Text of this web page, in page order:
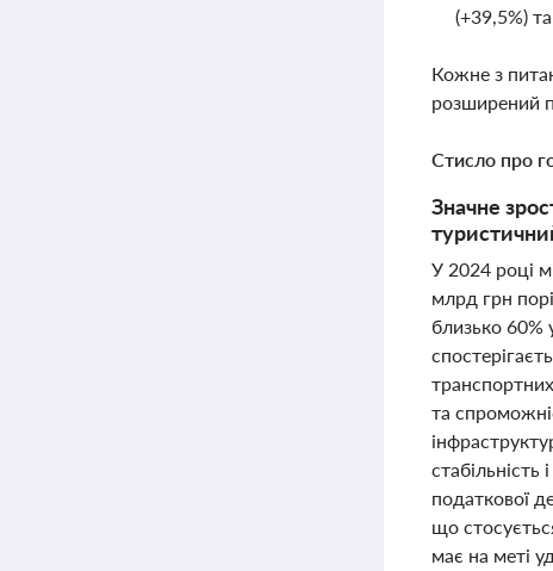
(+39,5%)
Кожне з
розширений
Стисло про
Значне
У 2024 році
млрд грн
близько 60%
транспортних
та
податкової
що
має на меті